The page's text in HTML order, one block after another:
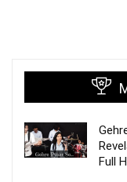
Full